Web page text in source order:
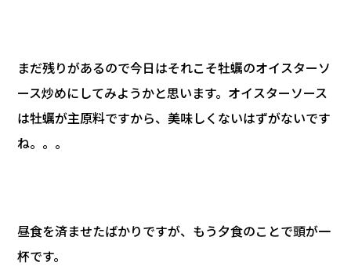
まだ残りがあるので今日はそれこそ牡蠣のオイスターソ
ース炒めにしてみようかと思います。オイスターソース
は牡蠣が主原料ですから、美味しくないはずがないです
ね。。。
昼食を済ませたばかりですが、もう夕食のことで頭が一
杯です。